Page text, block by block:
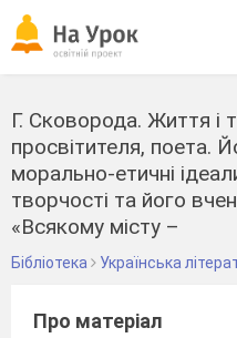
Г. Сковорода. Життя і
просвітителя, поета.
морально-етичні
творчості та його
«Всякому місту –
Бібліотека Українська
Про матеріал